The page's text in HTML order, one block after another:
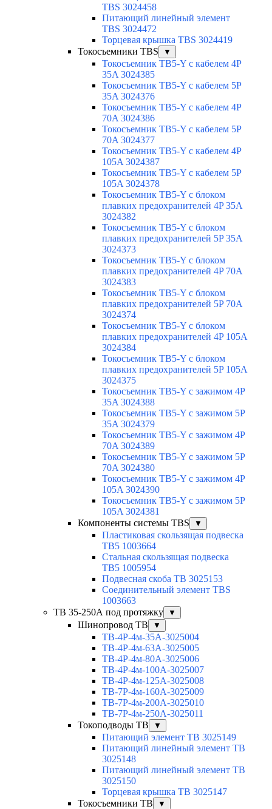
TBS 3024458
Питающий линейный элемент
TBS 3024472
Торцевая крышка TBS 3024419
Токосъемники TBS
▼
Токосъемник TB5-Y с кабелем 4P
35A 3024385
Токосъемник TB5-Y с кабелем 5P
35A 3024376
Токосъемник TB5-Y с кабелем 4P
70A 3024386
Токосъемник TB5-Y с кабелем 5P
70A 3024377
Токосъемник TB5-Y с кабелем 4P
105A 3024387
Токосъемник TB5-Y с кабелем 5P
105A 3024378
Токосъемник TB5-Y с блоком
плавких предохранителей 4P 35A
3024382
Токосъемник TB5-Y с блоком
плавких предохранителей 5P 35A
3024373
Токосъемник TB5-Y с блоком
плавких предохранителей 4P 70A
3024383
Токосъемник TB5-Y с блоком
плавких предохранителей 5P 70A
3024374
Токосъемник TB5-Y с блоком
плавких предохранителей 4P 105A
3024384
Токосъемник TB5-Y с блоком
плавких предохранителей 5P 105A
3024375
Токосъемник TB5-Y с зажимом 4P
35A 3024388
Токосъемник TB5-Y с зажимом 5P
35A 3024379
Токосъемник TB5-Y с зажимом 4P
70A 3024389
Токосъемник TB5-Y с зажимом 5P
70A 3024380
Токосъемник TB5-Y с зажимом 4P
105A 3024390
Токосъемник TB5-Y с зажимом 5P
105A 3024381
Компоненты системы TBS
▼
Пластиковая скользящая подвеска
TB5 1003664
Стальная скользящая подвеска
TB5 1005954
Подвесная скоба TB 3025153
Соединительный элемент TBS
1003663
TB 35-250А под протяжку
▼
Шинопровод TB ▼
TB-4P-4м-35A-3025004
TB-4P-4м-63A-3025005
TB-4P-4м-80A-3025006
TB-4P-4м-100A-3025007
TB-4P-4м-125A-3025008
TB-7P-4м-160A-3025009
TB-7P-4м-200A-3025010
TB-7P-4м-250A-3025011
Токоподводы TB
▼
Питающий элемент TB 3025149
Питающий линейный элемент TB
3025148
Питающий линейный элемент TB
3025150
Торцевая крышка TB 3025147
Токосъемники TB
▼